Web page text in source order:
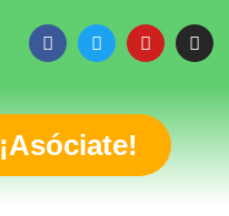
¡Asóciate!